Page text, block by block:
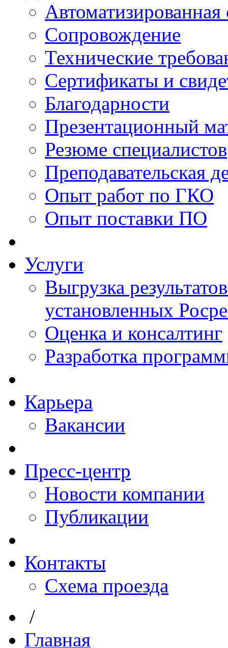
Сопровождение
Технические
Сертификаты и
Благодарности
Презентационный
Резюме специалистов
Преподавательская
Опыт работ по ГКО
Опыт поставки ПО
Услуги
Выгрузка
установленных
Оценка и консалтинг
Разработка
Карьера
Вакансии
Пресс-центр
Новости компании
Публикации
Контакты
Схема проезда
/
Главная